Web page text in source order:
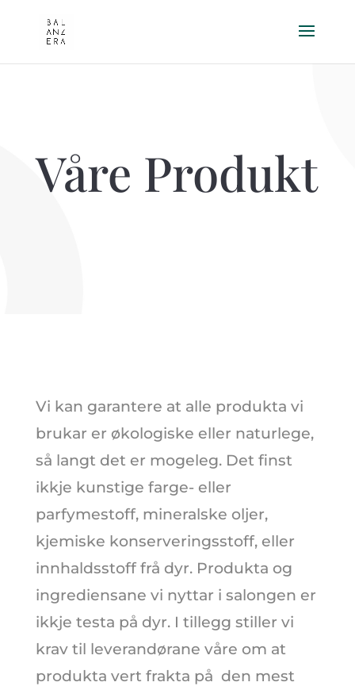
Våre Produkt
Vi kan garantere at alle produkta vi
brukar er økologiske eller naturlege,
så langt det er mogeleg. Det finst
ikkje kunstige farge- eller
parfymestoff, mineralske oljer,
kjemiske konserveringsstoff, eller
innhaldsstoff frå dyr. Produkta og
ingrediensane vi nyttar i salongen er
ikkje testa på dyr. I tillegg stiller vi
krav til leverandørane våre om at
produkta vert frakta på den mest